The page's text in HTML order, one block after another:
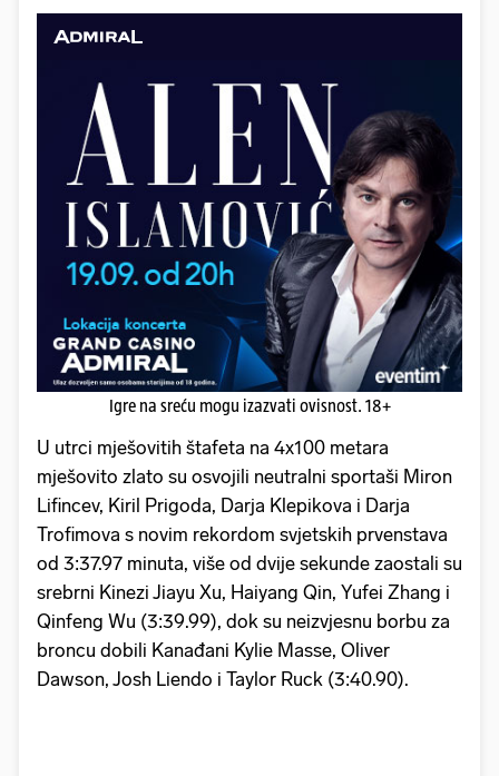
Igre na sreću mogu izazvati ovisnost. 18+
U utrci mješovitih štafeta na 4x100 metara
mješovito zlato su osvojili neutralni sportaši Miron
Lifincev, Kiril Prigoda, Darja Klepikova i Darja
Trofimova s novim rekordom svjetskih prvenstava
od 3:37.97 minuta, više od dvije sekunde zaostali su
srebrni Kinezi Jiayu Xu, Haiyang Qin, Yufei Zhang i
Qinfeng Wu (3:39.99), dok su neizvjesnu borbu za
broncu dobili Kanađani Kylie Masse, Oliver
Dawson, Josh Liendo i Taylor Ruck (3:40.90).